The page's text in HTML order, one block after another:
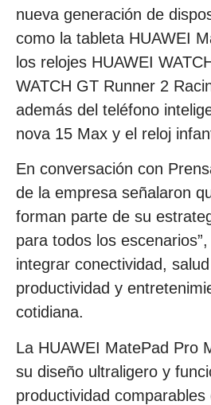
nueva generación de
como la tableta HUAWEI
los relojes HUAWEI
WATCH GT Runner 2
además del teléfono
nova 15 Max y el reloj
En conversación con
de la empresa señalaron
forman parte de su
para todos los
integrar conectividad,
productividad y
cotidiana.
La HUAWEI MatePad Pro
su diseño ultraligero y
productividad comparables